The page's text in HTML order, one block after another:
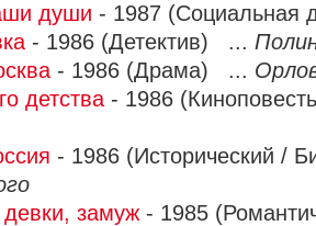
души - 1987
- 1986 (Детектив) ...
- 1986 (Драма) ...
детства - 1986
- 1986 (Исторический /
замуж - 1985